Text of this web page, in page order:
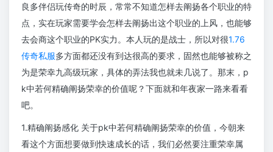
良多伴侣玩传奇的时辰，常常不知道怎样去阐扬各个职业的特
点，实在玩家需要学会怎样去阐扬出这个职业的上风，也能够
去会商这个职业的PK实力。本人玩的是战士，所以对很1.76
传奇私服多方面都还没有到达很高的要求，固然也能够被称之
为是荣幸九高级玩家，具体的弄法我也就未几说了。那末，p
k中若何精确阐扬荣幸的价值呢？下面就和年夜家一路来看看
吧。
1.精确阐扬感化 关于pk中若何精确阐扬荣幸的价值，今朝来
看这个方面想要做到快速成长的话，我们必然要注重荣幸属